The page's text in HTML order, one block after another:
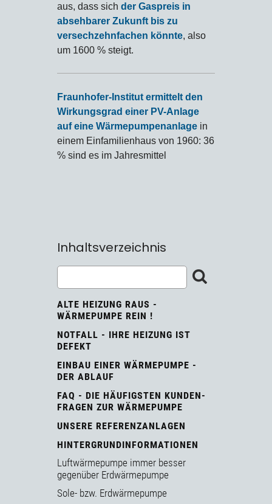
aus, dass sich der Gaspreis in
absehbarer Zukunft bis zu
versechzehnfachen könnte, also
um 1600 % steigt.
Fraunhofer-Institut ermittelt den
Wirkungsgrad einer PV-Anlage
auf eine Wärmepumpenanlage in
einem Einfamilienhaus von 1960: 36
% sind es im Jahresmittel
Inhaltsverzeichnis
ALTE HEIZUNG RAUS -
WÄRMEPUMPE REIN !
NOTFALL - IHRE HEIZUNG IST
DEFEKT
EINBAU EINER WÄRMEPUMPE -
DER ABLAUF
FAQ - DIE HÄUFIGSTEN KUNDEN-
FRAGEN ZUR WÄRMEPUMPE
UNSERE REFERENZANLAGEN
HINTERGRUNDINFORMATIONEN
Luftwärmepumpe immer besser
gegenüber Erdwärmepumpe
Sole- bzw. Erdwärmepumpe